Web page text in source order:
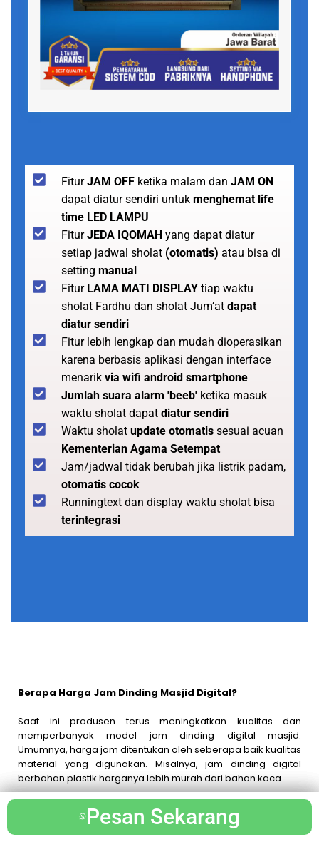
Pesan Sekarang
FiturJAM OFF ketika malam dan JAM ON
dapat diatur sendiri untuk menghemat life
time LED LAMPU
FiturJEDA IQOMAH yang dapat diatur
setiap jadwal sholat (otomatis) atau bisa di
setting manual
Fitur LAMA MATI DISPLAY tiap waktu
sholat Fardhu dan sholat Jum’at dapat
diatur sendiri
Fitur lebih lengkap dan mudah dioperasikan
karena berbasis aplikasi dengan interface
menarik via wifi android smartphone
Jumlah suara alarm 'beeb' ketika masuk
waktu sholat dapat diatur sendiri
Waktu sholat update otomatis sesuai acuan
Kementerian Agama Setempat
Jam/jadwal tidak berubah jika listrik padam,
otomatis cocok
Runningtext dan display waktu sholat bisa
terintegrasi
Berapa Harga Jam Dinding Masjid Digital?
Saat ini produsen terus meningkatkan kualitas dan
memperbanyak model jam dinding digital masjid.
Umumnya, harga jam ditentukan oleh seberapa baik kualitas
material yang digunakan. Misalnya, jam dinding digital
berbahan plastik harganya lebih murah dari bahan kaca.
Begitu pun jam dinding digital berbahan kaca yang
harganya lebih ekonomis dibandingkan jam digital arcylik.
Namun, tentunya material ini jauh lebih awet daripada
Pesan Sekarang
Pesan Sekarang